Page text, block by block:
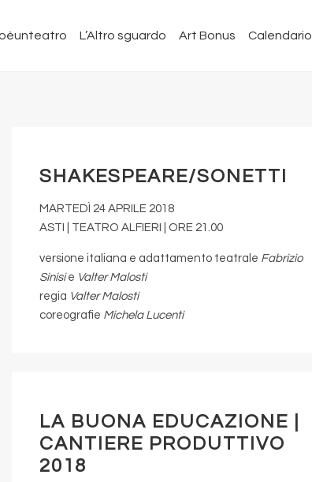
L’Altro sguardo Art Bonus Calendario
SHAKESPEARE/SONETTI
MARTEDÌ 24 APRILE 2018
ASTI | TEATRO ALFIERI | ORE 21.00
versione italiana e adattamento teatrale Fabrizio
Sinisie Valter Malosti
regia Valter Malosti
coreografie Michela Lucenti
LA BUONA EDUCAZIONE |
CANTIERE PRODUTTIVO
2018